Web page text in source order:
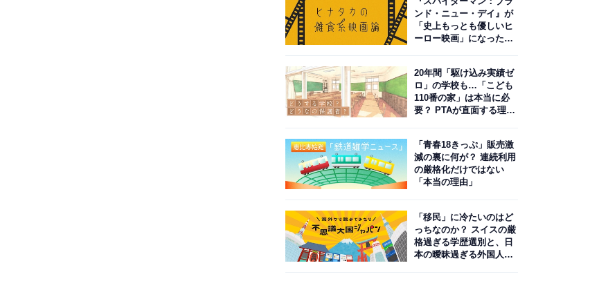
ンド・ニュー・デイ』が
「史上もっとも優しいヒ
ーロー映画」になった理
20年間「駆け込み実績ゼ
ロ」の学校も…「こども
110番の家」は本当に必
要？ PTAが直面する理想
「青春18きっぷ」販売激
減の裏に何が？ 連続利用
の厳格化だけではない
「本当の理由」
「移民」に冷たいのはど
っちなのか？ スイスの厳
格過ぎる学歴選別と、日
本の曖昧過ぎる外国人政